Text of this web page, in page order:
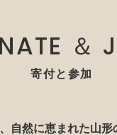
＆
寄付と参加
自然に恵まれた山形